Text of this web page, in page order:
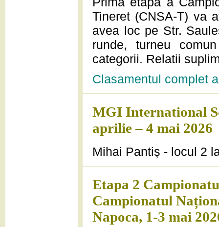
Tineret (CNSA-T) va
avea loc pe Str.
runde, turneu
categorii. Relatii
Clasamentul complet
MGI International
aprilie – 4 mai 2026
Mihai Pantiș - locul 2
Etapa 2
Campionatul
Napoca, 1-3 mai